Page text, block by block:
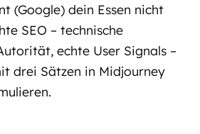
(Google) dein Essen nicht
SEO – technische
echte User Signals –
drei Sätzen in Midjourney